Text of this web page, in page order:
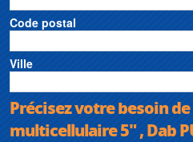
Code postal
Ville
Précisez votre besoin
multicellulaire 5" , Dab